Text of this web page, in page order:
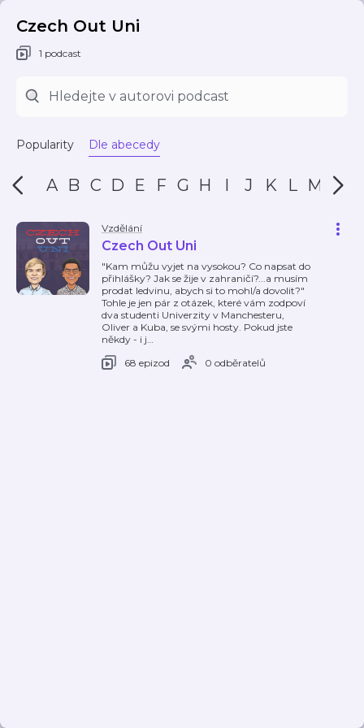
Czech Out Uni
1 podcast
Popularity Dle abecedy
A B C D E F G H I J K L M N
Vzdělání
Czech Out Uni
"Kam můžu vyjet na vysokou? Co napsat do
přihlášky? Jak se žije v zahraničí?...a musím
prodat ledvinu, abych si to mohl/a dovolit?"
Tohle je jen pár z otázek, které vám zodpoví
dva studenti Univerzity v Manchesteru,
Oliver a Kuba, se svými hosty. Pokud jste
někdy - i j…
68 epizod
0 odběratelů